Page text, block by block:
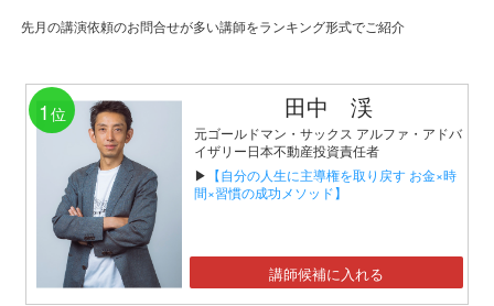
先月の講演依頼のお問合せが多い講師をランキング形式でご紹介
1 位 田中 渓
元ゴールドマン・サックス アルファ・アドバ
イザリー日本不動産投資責任者
▶ 【自分の人生に主導権を取り戻す お金×時
間×習慣の成功メソッド】
講師候補に入れる